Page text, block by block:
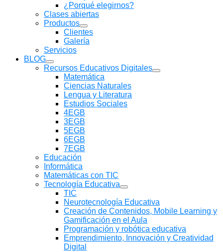
¿Porqué elegirnos?
Clases abiertas
Productos
Mostrar
submenú
Clientes
Galería
Servicios
BLOG
Mostrar
submenú
Recursos Educativos Digitales
Mostrar
Matemática
Ciencias Naturales
Lengua y Literatura
Estudios Sociales
4EGB
3EGB
5EGB
6EGB
7EGB
Educación
Informática
Matemáticas con TIC
Tecnología Educativa
Mostrar
submenú
TIC
Neurotecnología Educativa
Creación de Contenidos, Mobile Learning y
Gamificación en el Aula
Programación y robótica educativa
Emprendimiento, Innovación y Creatividad
Digital